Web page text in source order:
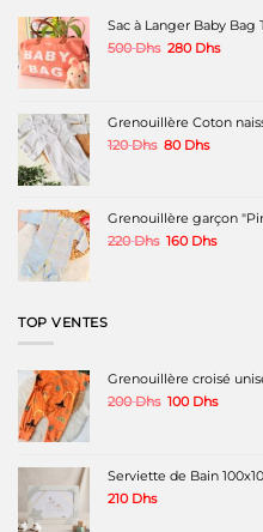
être
choisies
du
produit
Sac à Langer Baby
500Dhs Le
500 Dhs.
280 DhsLe
280
Grenouillère Coton
120Dhs Le
120 Dhs.
80 DhsLe
80 Dhs.
Grenouillère garçon
220Dhs Le
160 DhsLe
TOP VENTES
Grenouillère croisé
200Dhs Le
200 Dhs.
100 DhsLe
100
Serviette de Bain
210 Dhs